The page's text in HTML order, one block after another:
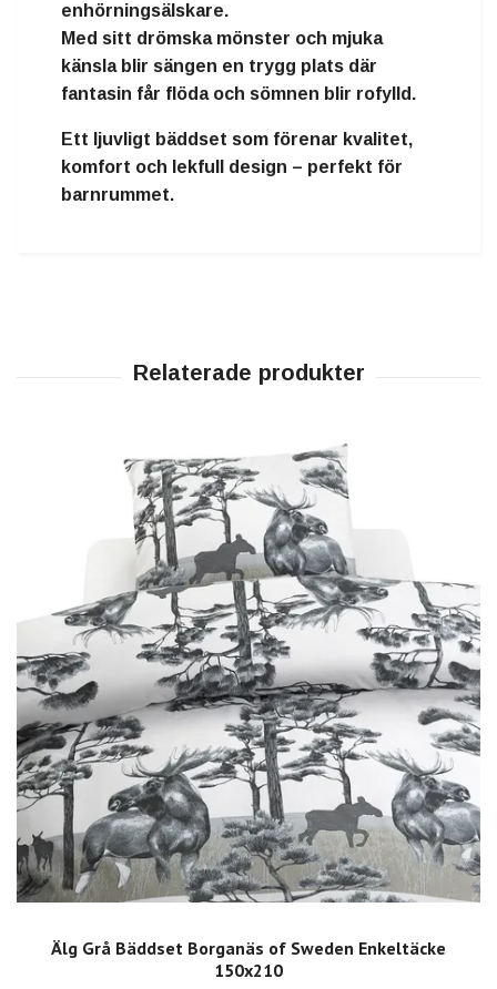
enhörningsälskare.
Med sitt drömska mönster och mjuka
känslablir sängen en trygg plats där
fantasin får flöda och sömnen blir rofylld.
Ett ljuvligt bäddset som förenar kvalitet,
komfort och lekfull design – perfekt för
barnrummet.
Älg Grå Bäddset Borganäs of Sweden Enkeltäcke
150x210